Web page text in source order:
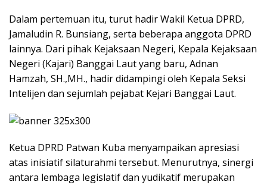
Dalam pertemuan itu, turut hadir Wakil Ketua DPRD,
Jamaludin R. Bunsiang, serta beberapa anggota DPRD
lainnya. Dari pihak Kejaksaan Negeri, Kepala Kejaksaan
Negeri (Kajari) Banggai Laut yang baru, Adnan
Hamzah, SH.,MH., hadir didampingi oleh Kepala Seksi
Intelijen dan sejumlah pejabat Kejari Banggai Laut.
Ketua DPRD Patwan Kuba menyampaikan apresiasi
atas inisiatif silaturahmi tersebut. Menurutnya, sinergi
antara lembaga legislatif dan yudikatif merupakan